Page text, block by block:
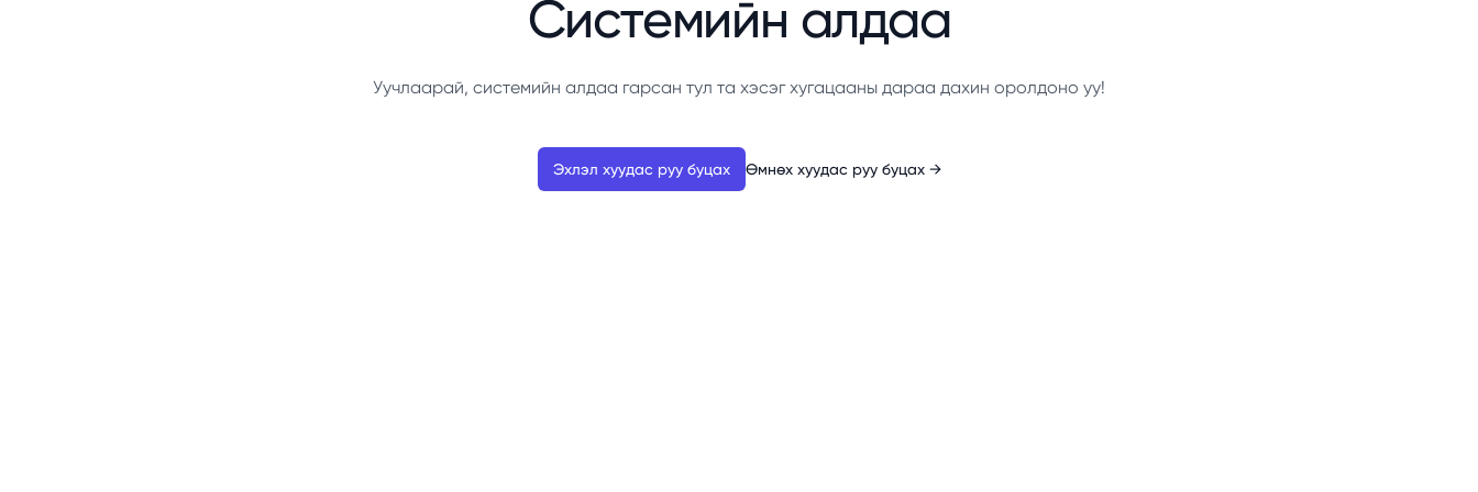
Системийн алдаа
Уучлаарай, системийн алдаа гарсан тул та хэсэг хугацааны дараа дахин оролдоно уу!
Эхлэл хуудас руу буцах Өмнөх хуудас руу буцах →